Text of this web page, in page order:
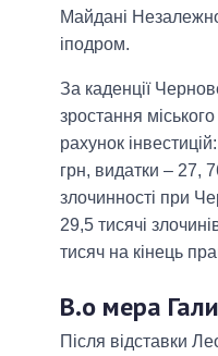
Майдані
іподром.
За каденції
зростання
рахунок
грн, видатки – 27,
злочинності при
29,5 тисячі
тисяч на кінець
В.о мера
Після відставки